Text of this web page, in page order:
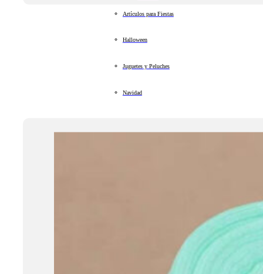
Artículos para Fiestas
Halloween
Juguetes y Peluches
Navidad